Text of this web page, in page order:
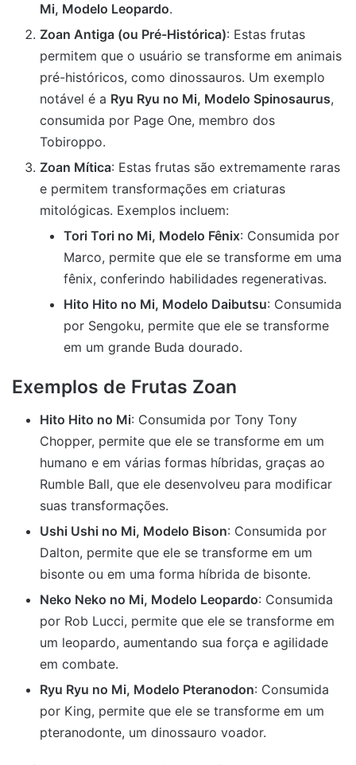
Mi, Modelo Leopardo.
Zoan Antiga (ou Pré-Histórica): Estas frutas
permitem que o usuário se transforme em animais
pré-históricos, como dinossauros. Um exemplo
notável é a Ryu Ryu no Mi, Modelo Spinosaurus,
consumida por Page One, membro dos
Tobiroppo.
Zoan Mítica: Estas frutas são extremamente raras
e permitem transformações em criaturas
mitológicas. Exemplos incluem:
Tori Tori no Mi, Modelo Fênix: Consumida por
Marco, permite que ele se transforme em uma
fênix, conferindo habilidades regenerativas.
Hito Hito no Mi, Modelo Daibutsu: Consumida
por Sengoku, permite que ele se transforme
em um grande Buda dourado.
Exemplos de Frutas Zoan
Hito Hito no Mi: Consumida por Tony Tony
Chopper, permite que ele se transforme em um
humano e em várias formas híbridas, graças ao
Rumble Ball, que ele desenvolveu para modificar
suas transformações.
Ushi Ushi no Mi, Modelo Bison: Consumida por
Dalton, permite que ele se transforme em um
bisonte ou em uma forma híbrida de bisonte.
Neko Neko no Mi, Modelo Leopardo: Consumida
por Rob Lucci, permite que ele se transforme em
um leopardo, aumentando sua força e agilidade
em combate.
Ryu Ryu no Mi, Modelo Pteranodon: Consumida
por King, permite que ele se transforme em um
pteranodonte, um dinossauro voador.